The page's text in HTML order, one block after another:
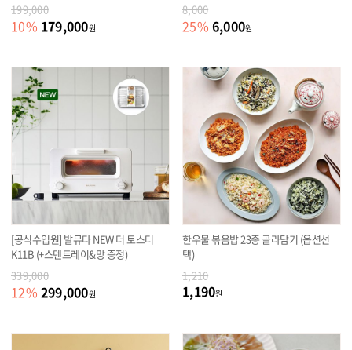
199,000
10% 179,000원
8,000
25% 6,000원
[공식수입원] 발뮤다 NEW 더 토스터
K11B (+스텐트레이&망 증정)
339,000
12% 299,000원
한우물 볶음밥 23종 골라담기 (옵션선
택)
1,210
1,190원